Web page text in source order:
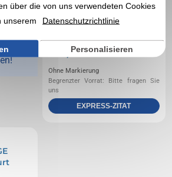
9,20 €exkl. MwSt.
Ohne Markierung
Begrenzter Vorrat: Bitte fragen Sie
uns
EXPRESS-ZITAT
über die von uns verwendeten Cookies
unserem
Datenschutzrichtlinie
Personalisieren